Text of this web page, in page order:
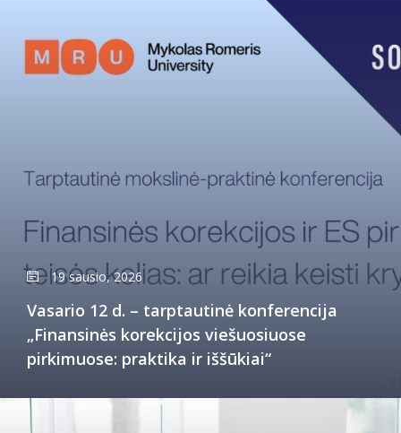
19 sausio, 2026
Vasario 12 d. – tarptautinė konferencija
„Finansinės korekcijos viešuosiuose
pirkimuose: praktika ir iššūkiai“